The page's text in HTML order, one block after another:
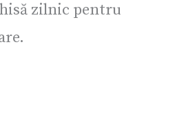
zilnic pentru